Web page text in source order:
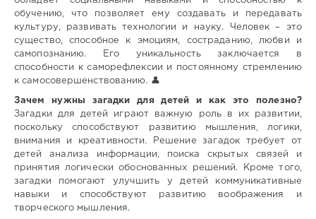
обучению, что позволяет ему создавать и передавать
культуру, развивать технологии и науку. Человек – это
существо, способное к эмоциям, состраданию, любви и
самопознанию. Его уникальность заключается в
способности к саморефлексии и постоянному стремлению
к самосовершенствованию. 👤
Зачем нужны загадки для детей и как это полезно?
Загадки для детей играют важную роль в их развитии,
поскольку способствуют развитию мышления, логики,
внимания и креативности. Решение загадок требует от
детей анализа информации, поиска скрытых связей и
принятия логически обоснованных решений. Кроме того,
загадки помогают улучшить у детей коммуникативные
навыки и способствуют развитию воображения и
творческого мышления.